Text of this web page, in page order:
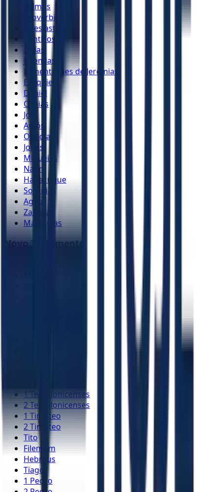
Salmos
Provérbios
Eclesiastes
Cânticos
Isaías
Jeremias
Lamentações de Jeremias
Ezequiel
Daniel
Oséias
Joel
Amós
Obadias
Jonas
Miquéias
Naum
Habacuque
Sofonias
Ageu
Zacarias
Malaquias
Novo Testamento
1 Tessalonicenses
2 Tessalonicenses
1 Timóteo
2 Timóteo
Tito
Filemom
Hebreus
Tiago
1 Pedro